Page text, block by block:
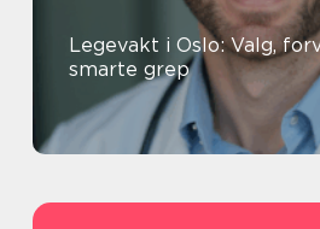
Legevakt i Oslo: Valg,
smarte grep